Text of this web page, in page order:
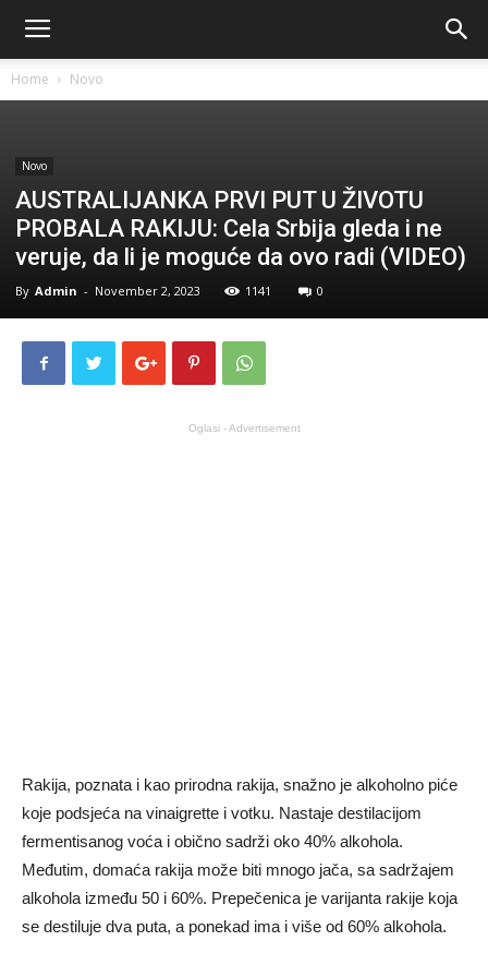
Home Novo
Novo
AUSTRALIJANKA PRVI PUT U ŽIVOTU
PROBALA RAKIJU: Cela Srbija gleda i ne
veruje, da li je moguće da ovo radi (VIDEO)
By Admin - November 2, 2023 1141 0
Oglasi - Advertisement
Rakija, poznata i kao prirodna rakija, snažno je alkoholno piće
koje podsjeća na vinaigrette i votku. Nastaje destilacijom
fermentisanog voća i obično sadrži oko 40% alkohola.
Međutim, domaća rakija može biti mnogo jača, sa sadržajem
alkohola između 50 i 60%. Prepečenica je varijanta rakije koja
se destiluje dva puta, a ponekad ima i više od 60% alkohola.